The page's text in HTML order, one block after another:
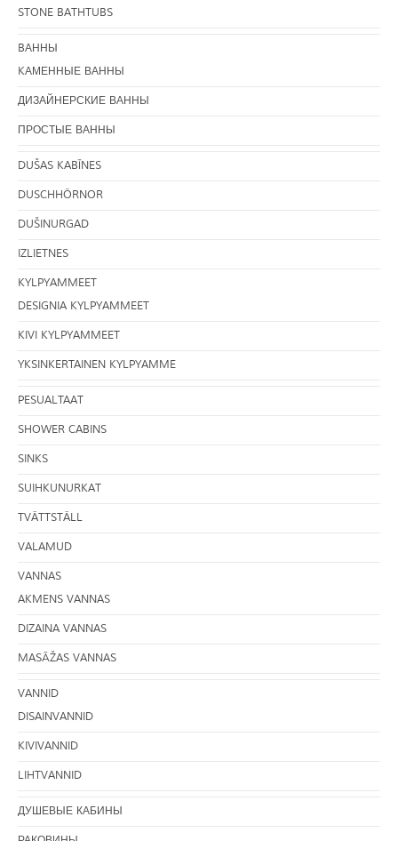
STONE BATHTUBS
BАННЫ
KАМЕННЫЕ ВАННЫ
ДИЗАЙНЕРСКИЕ ВАННЫ
ПРОСТЫЕ ВАННЫ
DUŠAS KABĪNES
DUSCHHÖRNOR
DUŠINURGAD
IZLIETNES
KYLPYAMMEET
DESIGNIA KYLPYAMMEET
KIVI KYLPYAMMEET
YKSINKERTAINEN KYLPYAMME
PESUALTAAT
SHOWER CABINS
SINKS
SUIHKUNURKAT
TVÄTTSTÄLL
VALAMUD
VANNAS
AKMENS VANNAS
DIZAINA VANNAS
MASĀŽAS VANNAS
VANNID
DISAINVANNID
KIVIVANNID
LIHTVANNID
ДУШЕВЫЕ КАБИНЫ